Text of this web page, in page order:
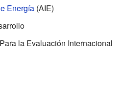
Energía (AIE)
la Evaluación Internacional